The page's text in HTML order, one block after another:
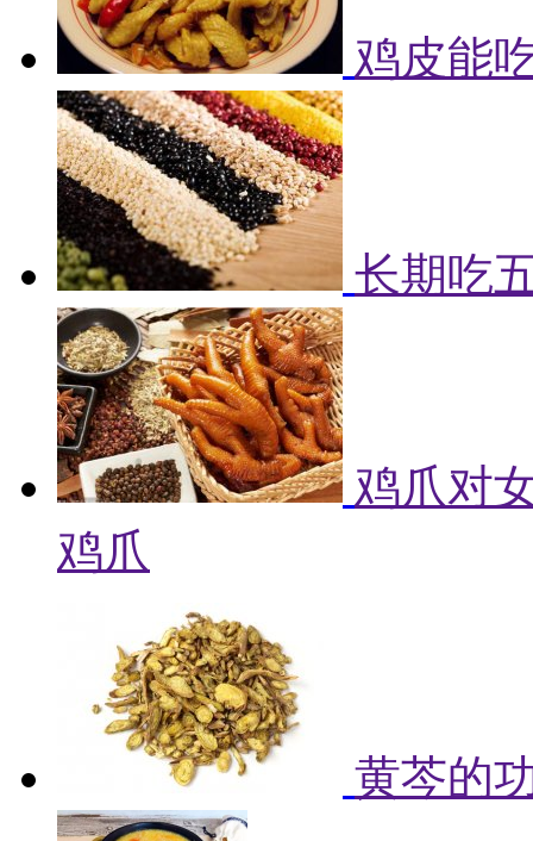
鸡皮能
长期吃
鸡爪对
鸡爪
黄芩的